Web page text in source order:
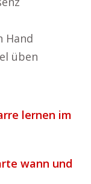
Hand
üben
lernen im
wann und